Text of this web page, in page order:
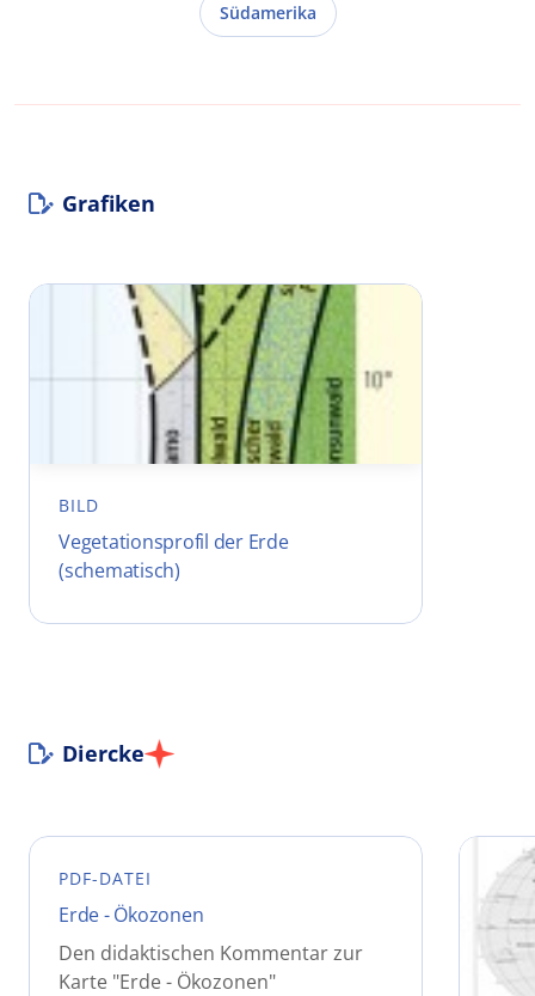
Südamerika
Grafiken
BILD
Vegetationsprofil der Erde
(schematisch)
Diercke
PDF-DATEI
Erde - Ökozonen
Den didaktischen Kommentar zur
Karte "Erde - Ökozonen"